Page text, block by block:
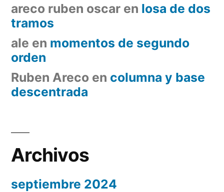
areco ruben oscar en losa de dos
tramos
ale en momentos de segundo
orden
Ruben Areco en columna y base
descentrada
Archivos
septiembre 2024